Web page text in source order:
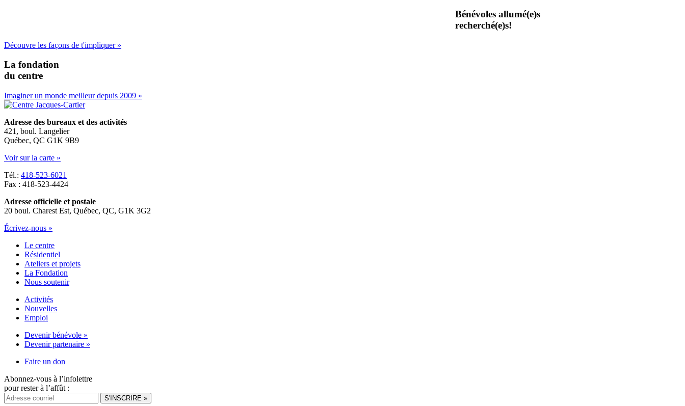
Bénévoles allumé(e)s
recherché(e)s!
Découvre les façons de t'impliquer »
La fondation
du centre
Imaginer un monde meilleur depuis 2009 »
Adresse des bureaux et des activités
421, boul. Langelier
Québec, QC G1K 9B9
Voir sur la carte »
Tél.: 418-523-6021
Fax : 418-523-4424
Adresse officielle et postale
20 boul. Charest Est, Québec, QC, G1K 3G2
Écrivez-nous »
Le centre
Résidentiel
Ateliers et projets
La Fondation
Nous soutenir
Activités
Nouvelles
Emploi
Devenir bénévole »
Devenir partenaire »
Faire un don
Abonnez-vous à l’infolettre
pour rester à l’affût :